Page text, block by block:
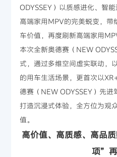
ODYSSEY）以质感进化、智
高端家用MPV的完美蜕变，带
车价值，再度刷新高端家用
本次全新奥德赛（NEW
式，通过多维空间虚实联动，
的用车生活场景，更首次以
德赛（NEW ODYSSEY）先
打造沉浸式体验，全方位为观
值。
高价值、高质感、高品
项”